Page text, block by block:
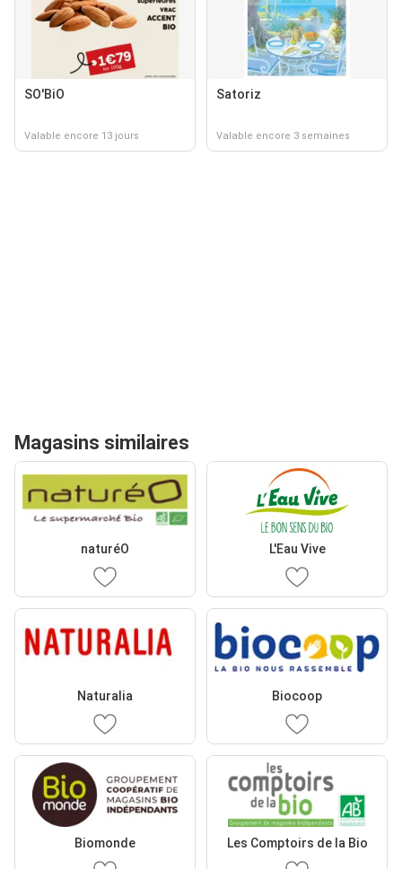
SO'BiO
Valable encore 13 jours
Satoriz
Valable encore 3 semaines
Magasins similaires
naturéO L'Eau Vive
Naturalia Biocoop
Biomonde Les Comptoirs de la Bio